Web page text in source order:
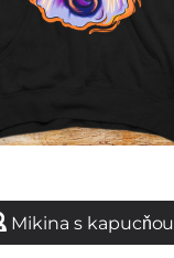
Mikina s kapucňou